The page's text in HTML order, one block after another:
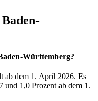
Württemberg?
ab dem 1. April 2026. Es
und 1,0 Prozent ab dem 1.